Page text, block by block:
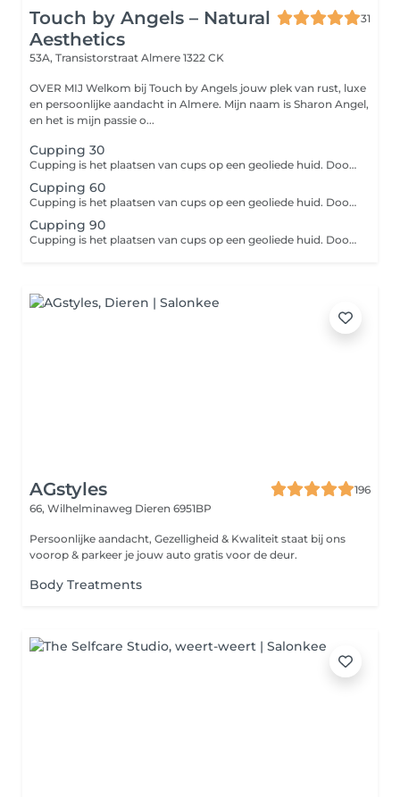
Touch by Angels – Natural
Aesthetics
31
53A, Transistorstraat Almere 1322 CK
OVER MIJ Welkom bij Touch by Angels jouw plek van rust, luxe
en persoonlijke aandacht in Almere. Mijn naam is Sharon Angel,
en het is mijn passie o...
Cupping 30
Cupping is het plaatsen van cups op een geoliede huid. Doordat er een vacuüm in de cups ontstaat worden afvalstoffen en bloedstagnaties in de spieren naar de oppervlakte getrokken en kunnen blokkades opgeheven worden. Deze cupping massage is een diepwerkende massage, vergelijkbaar met bindweefselmassage. cupping behandeling is ook in kuurverband te krijgen. Bij interesse passen wij deze in de salon aan!
Cupping 60
Cupping is het plaatsen van cups op een geoliede huid. Doordat er een vacuüm in de cups ontstaat worden afvalstoffen en bloedstagnaties in de spieren naar de oppervlakte getrokken en kunnen blokkades opgeheven worden. Deze cupping massage is een diepwerkende massage, vergelijkbaar met bindweefselmassage. cupping behandeling is ook in kuurverband te krijgen. Bij interesse passen wij deze in de salon aan!
Cupping 90
Cupping is het plaatsen van cups op een geoliede huid. Doordat er een vacuüm in de cups ontstaat worden afvalstoffen en bloedstagnaties in de spieren naar de oppervlakte getrokken en kunnen blokkades opgeheven worden. Deze cupping massage is een diepwerkende massage, vergelijkbaar met bindweefselmassage. cupping behandeling is ook in kuurverband te krijgen. Bij interesse passen wij deze in de salon aan!
AGstyles
196
66, Wilhelminaweg Dieren 6951BP
Persoonlijke aandacht, Gezelligheid & Kwaliteit staat bij ons
voorop & parkeer je jouw auto gratis voor de deur.
Body Treatments